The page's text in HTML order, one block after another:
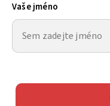
Vaše jméno